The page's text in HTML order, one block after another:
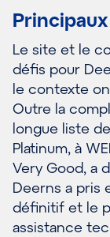
Le site et le
défis pour
le contexte
Outre la
longue liste
Platinum, à
Very Good, a
Deerns a pris
définitif et le
assistance